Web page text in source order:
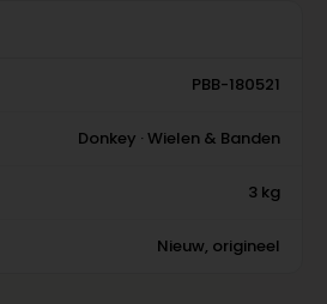
PBB-180521
Donkey · Wielen & Banden
3 kg
Nieuw, origineel